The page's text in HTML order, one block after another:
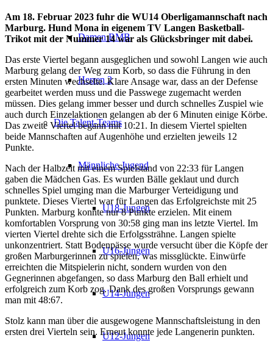
Damen RMB
Herren 2
Die Talent-Teams
Männliche Jugend
U18-Jungen
U16-Jungen
U14-Jungen
U12-Jungen
Am 18. Februar 2023 fuhr die WU14 Oberligamannschaft nach
Marburg. Hund Mona in eigenem TV Langen Basketball-
Trikot mit der Nummer 14 war als Glücksbringer mit dabei.
Das erste Viertel begann ausgeglichen und sowohl Langen wie auch
Marburg gelang der Weg zum Korb, so dass die Führung in den
ersten Minuten wechselte. Klare Ansage war, dass an der Defense
gearbeitet werden muss und die Passwege zugemacht werden
müssen. Dies gelang immer besser und durch schnelles Zuspiel wie
auch durch Einzelaktionen gelangen ab der 6 Minuten einige Körbe.
Das zweite Viertel begann mit 10:21. In diesem Viertel spielten
beide Mannschaften auf Augenhöhe und erzielten jeweils 12
Punkte.
Nach der Halbzeit mit einem Spielstand von 22:33 für Langen
gaben die Mädchen Gas. Es wurden Bälle geklaut und durch
schnelles Spiel umging man die Marburger Verteidigung und
punktete. Dieses Viertel war für Langen das Erfolgreichste mit 25
Punkten. Marburg konnte nur 8 Punkte erzielen. Mit einem
komfortablen Vorsprung von 30:58 ging man ins letzte Viertel. Im
vierten Viertel drehte sich die Erfolgssträhne. Langen spielte
unkonzentriert. Statt Bodenpässe wurde versucht über die Köpfe der
großen Marburgerinnen zu spielen, was missglückte. Einwürfe
erreichten die Mitspielerin nicht, sondern wurden von den
Gegnerinnen abgefangen, so dass Marburg den Ball erhielt und
erfolgreich zum Korb zog. Dank des großen Vorsprungs gewann
man mit 48:67.
Stolz kann man über die ausgewogene Mannschaftsleistung in den
ersten drei Vierteln sein. Erneut konnte jede Langenerin punkten.